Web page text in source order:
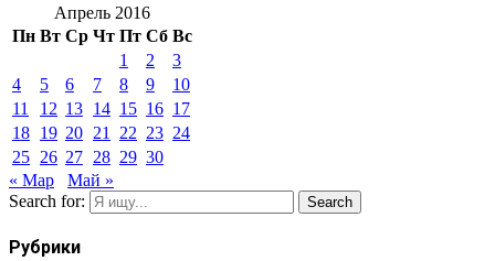
Апрель 2016
Пн Вт Ср Чт Пт Сб Вс
1
2
3
4
5 6 7 8 9
10
11
12 13 14 15 16 17
18 19 20 21 22 23 24
25 26 27 28 29 30
« Мар
Май »
Search for:
Search
Рубрики